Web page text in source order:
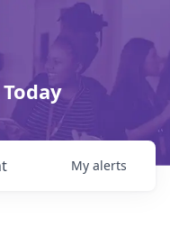
My alerts